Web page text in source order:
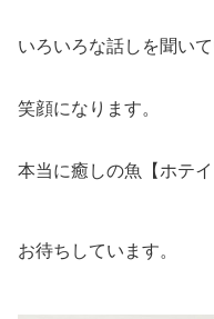
いろいろな話しを聞い
笑顔になります。
本当に癒しの魚【ホテ
お待ちしています。